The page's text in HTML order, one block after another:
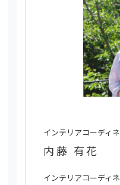
インテリアコーディ
内藤 有花
インテリアコーディ